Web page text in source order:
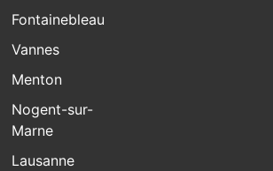
Fontainebleau
Vannes
Menton
Nogent-sur-
Marne
Lausanne